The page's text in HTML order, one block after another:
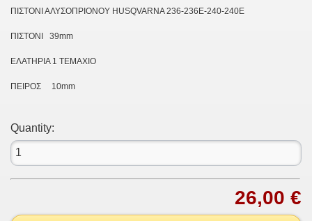
ΠΙΣΤΟΝΙ ΑΛΥΣΟΠΡΙΟΝΟΥ HUSQVARNA 236-236E-240-240E
ΠΙΣΤΟΝΙ 39mm
ΕΛΑΤΗΡΙΑ 1 ΤΕΜΑΧΙO
ΠΕΙΡΟΣ 10mm
Quantity:
26,00 €